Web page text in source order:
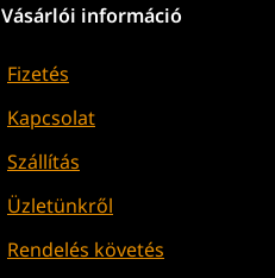
Vásárlói információ
Fizetés
Kapcsolat
Szállítás
Üzletünkről
Rendelés követés